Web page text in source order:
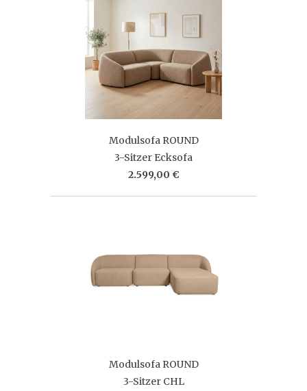
Modulsofa ROUND
3-Sitzer Ecksofa
2.599,00 €
Modulsofa ROUND
3-Sitzer CHL